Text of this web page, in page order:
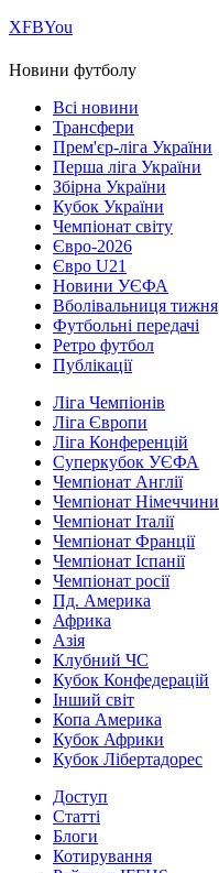
ХFBYou
Новини футболу
Всі новини
Трансфери
Прем'єр-ліга України
Перша ліга України
Збірна України
Кубок України
Чемпіонат світу
Євро-2026
Євро U21
Новини УЄФА
Вболівальниця тижня
Футбольні передачі
Ретро футбол
Публікації
Ліга Чемпіонів
Ліга Європи
Ліга Конференцій
Суперкубок УЄФА
Чемпіонат Англії
Чемпіонат Німеччини
Чемпіонат Італії
Чемпіонат Франції
Чемпіонат Іспанії
Чемпіонат росії
Пд. Америка
Африка
Азія
Клубний ЧС
Кубок Конфедерацій
Інший світ
Копа Америка
Кубок Африки
Кубок Лібертадорес
Доступ
Статті
Блоги
Котирування